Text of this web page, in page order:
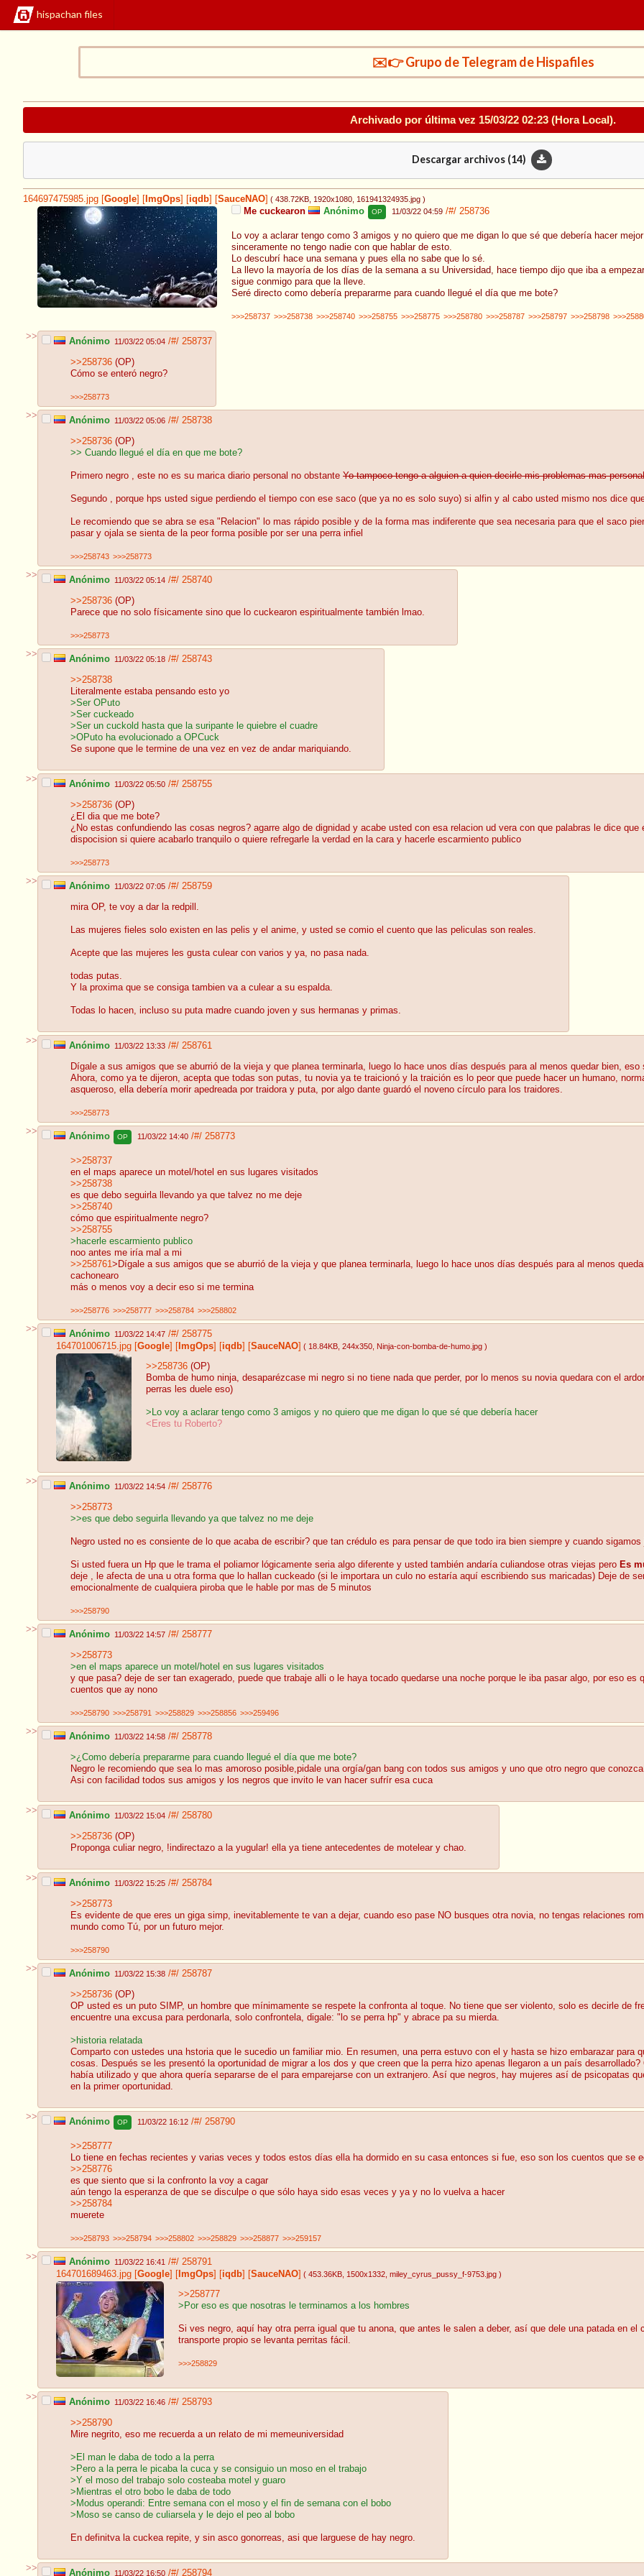
hispachan files
✉️👉 Grupo de Telegram de Hispafiles
Archivado por última vez 15/03/22 02:23 (Hora Local).
Descargar archivos (14)
164697475985.jpg Google ImgOps iqdb SauceNAO ( 438.72KB , 1920x1080 , 161941324935.jpg )
Me cuckearon Anónimo OP 11/03/22 04:59 /#/ 258736
Lo voy a aclarar tengo como 3 amigos y no quiero que me digan lo que sé que debería hacer
sinceramente no tengo nadie con que hablar de esto.
Lo descubrí hace una semana y pues ella no sabe que lo sé.
La llevo la mayoría de los días de la semana a su Universidad, hace tiempo dijo que iba a
sigue conmigo para que la lleve.
Seré directo como debería prepararme para cuando llegué el día que me bote?
>>>258737 >>>258738 >>>258740 >>>258755 >>>258775 >>>258780 >>>258787 >>>258797 >>>258798
>> Anónimo 11/03/22 05:04 /#/ 258737
>>258736 (OP)
Cómo se enteró negro?
>>>258773
>> Anónimo 11/03/22 05:06 /#/ 258738
>>258736 (OP)
>> Cuando llegué el día en que me bote?
Primero negro , este no es su marica diario personal no obstante Yo tampoco tengo a alguien a quien decirle mis problemas mas
Segundo , porque hps usted sigue perdiendo el tiempo con ese saco (que ya no es solo suyo) si alfin y al cabo usted mismo nos dice
Le recomiendo que se abra se esa "Relacion" lo mas rápido posible y de la forma mas indiferente que sea necesaria para que el saco
pasar y ojala se sienta de la peor forma posible por ser una perra infiel
>>>258743 >>>258773
>> Anónimo 11/03/22 05:14 /#/ 258740
>>258736 (OP)
Parece que no solo físicamente sino que lo cuckearon espiritualmente también lmao.
>>>258773
>> Anónimo 11/03/22 05:18 /#/ 258743
>>258738
Literalmente estaba pensando esto yo
>Ser OPuto
>Ser cuckeado
>Ser un cuckold hasta que la suripante le quiebre el cuadre
>OPuto ha evolucionado a OPCuck
Se supone que le termine de una vez en vez de andar mariquiando.
>> Anónimo 11/03/22 05:50 /#/ 258755
>>258736 (OP)
¿El dia que me bote?
¿No estas confundiendo las cosas negros? agarre algo de dignidad y acabe usted con esa relacion ud vera con que palabras le dice
dispocision si quiere acabarlo tranquilo o quiere refregarle la verdad en la cara y hacerle escarmiento publico
>>>258773
>> Anónimo 11/03/22 07:05 /#/ 258759
mira OP, te voy a dar la redpill.
Las mujeres fieles solo existen en las pelis y el anime, y usted se comio el cuento que las peliculas son reales.
Acepte que las mujeres les gusta culear con varios y ya, no pasa nada.
todas putas.
Y la proxima que se consiga tambien va a culear a su espalda.
Todas lo hacen, incluso su puta madre cuando joven y sus hermanas y primas.
>> Anónimo 11/03/22 13:33 /#/ 258761
Dígale a sus amigos que se aburrió de la vieja y que planea terminarla, luego lo hace unos días después para al menos quedar bien,
Ahora, como ya te dijeron, acepta que todas son putas, tu novia ya te traicionó y la traición es lo peor que puede hacer un humano,
asqueroso, ella debería morir apedreada por traidora y puta, por algo dante guardó el noveno círculo para los traidores.
>>>258773
>> Anónimo OP 11/03/22 14:40 /#/ 258773
>>258737
en el maps aparece un motel/hotel en sus lugares visitados
>>258738
es que debo seguirla llevando ya que talvez no me deje
>>258740
cómo que espiritualmente negro?
>>258755
>hacerle escarmiento publico
noo antes me iría mal a mi
>>258761 >Dígale a sus amigos que se aburrió de la vieja y que planea terminarla, luego lo hace unos días después para al menos
cachonearo
más o menos voy a decir eso si me termina
>>>258776 >>>258777 >>>258784 >>>258802
>> Anónimo 11/03/22 14:47 /#/ 258775
164701006715.jpg [Google] [ ImgOps] [iqdb] [SauceNAO] ( 18.84KB , 244x350 , Ninja-con-bomba-de-humo.jpg )
>>258736 (OP)
Bomba de humo ninja, desaparézcase mi negro si no tiene nada que perder, por lo menos su novia quedara con el
perras les duele eso)
>Lo voy a aclarar tengo como 3 amigos y no quiero que me digan lo que sé que debería hacer
<Eres tu Roberto?
>> Anónimo 11/03/22 14:54 /#/ 258776
>>258773
>>es que debo seguirla llevando ya que talvez no me deje
Negro usted no es consiente de lo que acaba de escribir? que tan crédulo es para pensar de que todo ira bien siempre y cuando sigamos
Si usted fuera un Hp que le trama el poliamor lógicamente seria algo diferente y usted también andaría culiandose otras viejas pero Es
deje , le afecta de una u otra forma que lo hallan cuckeado (si le importara un culo no estaría aquí escribiendo sus maricadas) Deje de
emocionalmente de cualquiera piroba que le hable por mas de 5 minutos
>>>258790
>> Anónimo 11/03/22 14:57 /#/ 258777
>>258773
>en el maps aparece un motel/hotel en sus lugares visitados
y que pasa? deje de ser tan exagerado, puede que trabaje alli o le haya tocado quedarse una noche porque le iba pasar algo, por eso
cuentos que ay nono
>>>258790 >>>258791 >>>258829 >>>258856 >>>259496
>> Anónimo 11/03/22 14:58 /#/ 258778
>¿Como debería prepararme para cuando llegué el día que me bote?
Negro le recomiendo que sea lo mas amoroso posible,pidale una orgía/gan bang con todos sus amigos y uno que otro negro que
Asi con facilidad todos sus amigos y los negros que invito le van hacer sufrír esa cuca
>> Anónimo 11/03/22 15:04 /#/ 258780
>>258736 (OP)
Proponga culiar negro, !indirectazo a la yugular! ella ya tiene antecedentes de motelear y chao.
>> Anónimo 11/03/22 15:25 /#/ 258784
>>258773
Es evidente de que eres un giga simp, inevitablemente te van a dejar, cuando eso pase NO busques otra novia, no tengas relaciones
mundo como Tú, por un futuro mejor.
>>>258790
>> Anónimo 11/03/22 15:38 /#/ 258787
>>258736 (OP)
OP usted es un puto SIMP, un hombre que mínimamente se respete la confronta al toque. No tiene que ser violento, solo es decirle de
encuentre una excusa para perdonarla, solo confrontela, digale: "lo se perra hp" y abrace pa su mierda.
>historia relatada
Comparto con ustedes una hstoria que le sucedio un familiar mio. En resumen, una perra estuvo con el y hasta se hizo embarazar para
cosas. Después se les presentó la oportunidad de migrar a los dos y que creen que la perra hizo apenas llegaron a un país
había utilizado y que ahora quería separarse de el para emparejarse con un extranjero. Así que negros, hay mujeres así de psicopatas
en la primer oportunidad.
>> Anónimo OP 11/03/22 16:12 /#/ 258790
>>258777
Lo tiene en fechas recientes y varias veces y todos estos días ella ha dormido en su casa entonces si fue, eso son los cuentos que se
>>258776
es que siento que si la confronto la voy a cagar
aún tengo la esperanza de que se disculpe o que sólo haya sido esas veces y ya y no lo vuelva a hacer
>>258784
muerete
>>>258793 >>>258794 >>>258802 >>>258829 >>>258877 >>>259157
>> Anónimo 11/03/22 16:41 /#/ 258791
164701689463.jpg [Google] [ ImgOps] [iqdb] [SauceNAO] ( 453.36KB , 1500x1332 , miley_cyrus_pussy_f-9753.jpg )
>>258777
>Por eso es que nosotras le terminamos a los hombres
Si ves negro, aquí hay otra perra igual que tu anona, que antes le salen a deber, así que dele una patada en
transporte propio se levanta perritas fácil.
>>>258829
>> Anónimo 11/03/22 16:46 /#/ 258793
>>258790
Mire negrito, eso me recuerda a un relato de mi memeuniversidad
>El man le daba de todo a la perra
>Pero a la perra le picaba la cuca y se consiguio un moso en el trabajo
>Y el moso del trabajo solo costeaba motel y guaro
>Mientras el otro bobo le daba de todo
>Modus operandi: Entre semana con el moso y el fin de semana con el bobo
>Moso se canso de culiarsela y le dejo el peo al bobo
En definitva la cuckea repite, y sin asco gonorreas, asi que larguese de hay negro.
>> Anónimo 11/03/22 16:50 /#/ 258794